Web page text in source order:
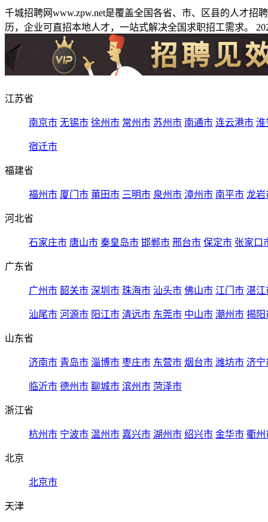
千城招聘网www.zpw.net是覆盖全国各省、市、区县的人才
历，企业可直招本地人才，一站式解决全国求职招工需求。
江苏省
南京市 无锡市 徐州市 常州市 苏州市 南通市 连云港市 淮
宿迁市
福建省
福州市 厦门市 莆田市 三明市 泉州市 漳州市 南平市 龙岩
河北省
石家庄市 唐山市 秦皇岛市 邯郸市 邢台市 保定市 张家口
广东省
广州市 韶关市 深圳市 珠海市 汕头市 佛山市 江门市 湛江
汕尾市 河源市 阳江市 清远市 东莞市 中山市 潮州市 揭阳
山东省
济南市 青岛市 淄博市 枣庄市 东营市 烟台市 潍坊市 济宁
临沂市 德州市 聊城市 滨州市 菏泽市
浙江省
杭州市 宁波市 温州市 嘉兴市 湖州市 绍兴市 金华市 衢州
北京
北京市
天津